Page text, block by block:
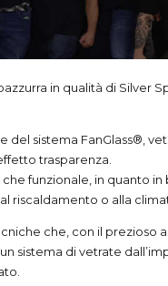
in qualità di Silver
del sistema FanGlass®️,
trasparenza.
funzionale, in quanto
o alla
che, con il prezioso
sistema di vetrate